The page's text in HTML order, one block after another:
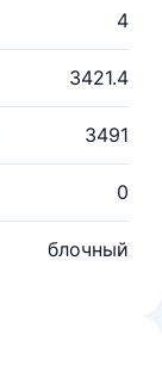
4
3421.4
3491
0
блочный